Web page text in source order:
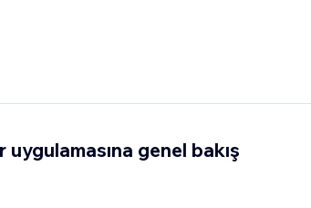
genel bakış